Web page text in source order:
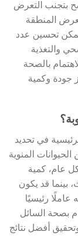
بتجنب التعرض
المنطقة
يمكن تحسين عدد
والتغذية
بالصحة
جودة وكمية
في تحديد
المنوية
عام، كمية
بينما قد يكون
رئيسيًا
بصحة السائل
أفضل نتائج